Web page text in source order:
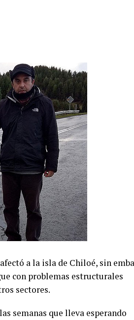
a la isla de Chiloé, sin
con problemas estructurales
sectores.
semanas que lleva esperando